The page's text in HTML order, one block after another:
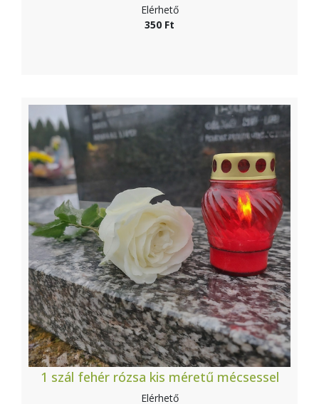
Elérhető
350 Ft
1 szál fehér rózsa kis méretű mécsessel
Elérhető